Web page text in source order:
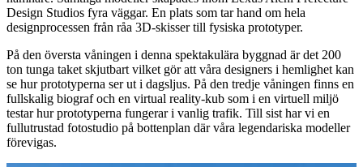
Design Studios fyra väggar. En plats som tar hand om hela
designprocessen från råa 3D-skisser till fysiska prototyper.
På den översta våningen i denna spektakulära byggnad är det 200
ton tunga taket skjutbart vilket gör att våra designers i hemlighet kan
se hur prototyperna ser ut i dagsljus. På den tredje våningen finns en
fullskalig biograf och en virtual reality-kub som i en virtuell miljö
testar hur prototyperna fungerar i vanlig trafik. Till sist har vi en
fullutrustad fotostudio på bottenplan där våra legendariska modeller
förevigas.